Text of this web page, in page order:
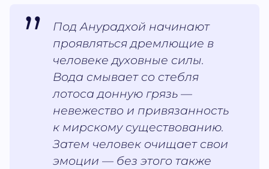
Под Анурадхой начинают
проявляться дремлющие в
человеке духовные силы.
Вода смывает со стебля
лотоса донную грязь —
невежество и привязанность
к мирскому существованию.
Затем человек очищает свои
эмоции — без этого также